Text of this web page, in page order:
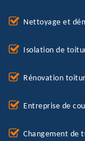
Nettoyage et
Isolation de
Rénovation
Entreprise de
Changement de